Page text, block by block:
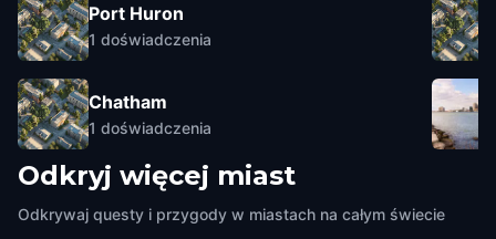
Port Huron
1 doświadczenia
Chatham
1 doświadczenia
Odkryj więcej miast
Odkrywaj questy i przygody w miastach na całym świecie